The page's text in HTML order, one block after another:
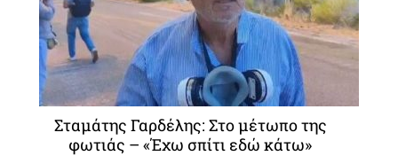
Σταμάτης Γαρδέλης: Στο μέτωπο της
φωτιάς – «Έχω σπίτι εδώ κάτω»